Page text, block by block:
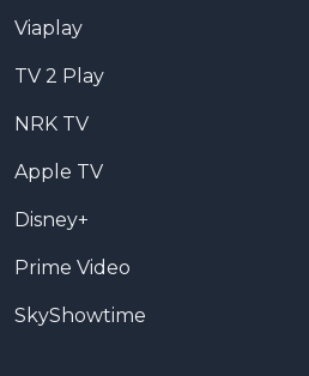
Viaplay
TV 2 Play
NRK TV
Apple TV
Disney+
Prime Video
SkyShowtime